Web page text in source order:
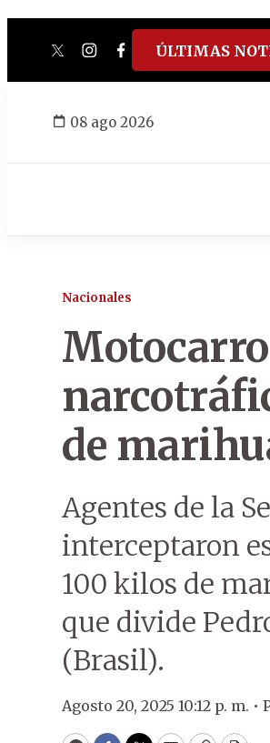
twitterinstagram
facebook
tiktokyoutube
ÚLTIMAS
08 ago 2026
Nacionales
de
Agentes de la
interceptaron
100 kilos de
que divide
(Brasil).
Agosto 20, 2025 10:12 p. m. •